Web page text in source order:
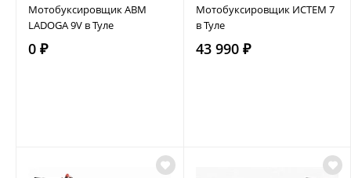
Мотобуксировщик АВМ
LADOGA 9V в Туле
0 ₽
Мотобуксировщик ИСТЕМ 7
в Туле
43 990 ₽